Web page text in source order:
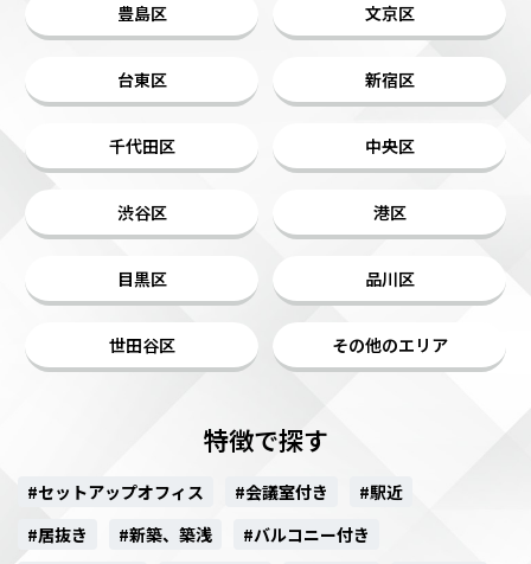
豊島区 文京区
台東区 新宿区
千代田区 中央区
渋谷区 港区
目黒区 品川区
世田谷区 その他のエリア
特徴で探す
#セットアップオフィス #会議室付き
#駅近
#居抜き
#新築、築浅
#バルコニー付き